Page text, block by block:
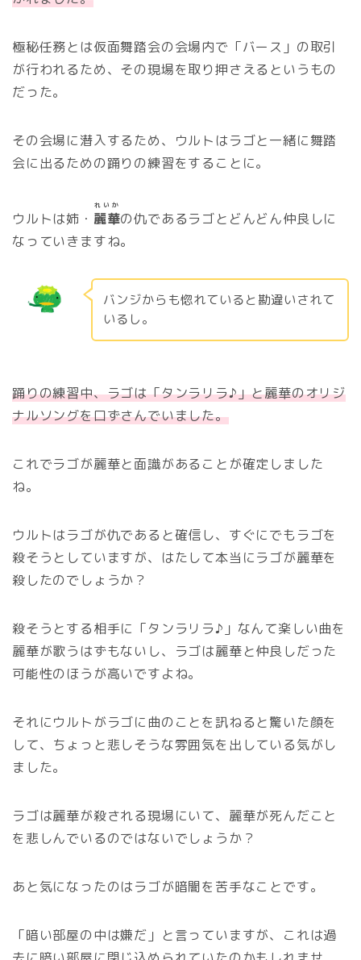
極秘任務とは仮面舞踏会の会場内で「バース」の取引
が行われるため、その現場を取り押さえるというもの
だった。
その会場に潜入するため、ウルトはラゴと一緒に舞踏
会に出るための踊りの練習をすることに。
ウルトは姉・ 麗華
れいか
の仇であるラゴとどんどん仲良しに
なっていきますね。
バンジからも惚れていると勘違いされて
いるし。
踊りの練習中、ラゴは「タンラリラ♪」と麗華のオリジ
ナルソングを口ずさんでいました。
これでラゴが麗華と面識があることが確定しました
ね。
ウルトはラゴが仇であると確信し、すぐにでもラゴを
殺そうとしていますが、はたして本当にラゴが麗華を
殺したのでしょうか？
殺そうとする相手に「タンラリラ♪」なんて楽しい曲を
麗華が歌うはずもないし、ラゴは麗華と仲良しだった
可能性のほうが高いですよね。
それにウルトがラゴに曲のことを訊ねると驚いた顔を
して、ちょっと悲しそうな雰囲気を出している気がし
ました。
ラゴは麗華が殺される現場にいて、麗華が死んだこと
を悲しんでいるのではないでしょうか？
あと気になったのはラゴが暗闇を苦手なことです。
「暗い部屋の中は嫌だ」と言っていますが、これは過